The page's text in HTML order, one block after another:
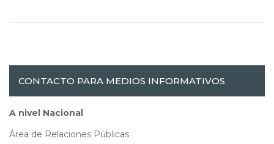
CONTACTO PARA MEDIOS INFORMATIVOS
A nivel Nacional
Área de Relaciones Públicas